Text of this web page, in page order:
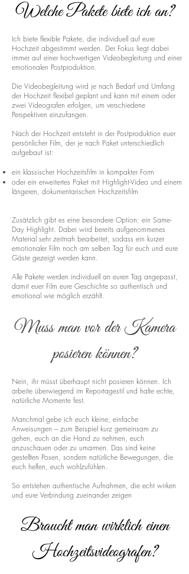
Welche Pakete biete ich an?
Ich biete flexible Pakete, die individuell auf eure
Hochzeit abgestimmt werden. Der Fokus liegt dabei
immer auf einer hochwertigen Videobegleitung und einer
emotionalen Postproduktion.
Die Videobegleitung wird je nach Bedarf und Umfang
der Hochzeit flexibel geplant und kann mit einem oder
zwei Videografen erfolgen, um verschiedene
Perspektiven einzufangen.
Nach der Hochzeit entsteht in der Postproduktion euer
persönlicher Film, der je nach Paket unterschiedlich
aufgebaut ist:
ein klassischer Hochzeitsfilm in kompakter Form
oder ein erweitertes Paket mit Highlight-Video und einem
längeren, dokumentarischen Hochzeitsfilm
Zusätzlich gibt es eine besondere Option: ein Same-
Day Highlight. Dabei wird bereits aufgenommenes
Material sehr zeitnah bearbeitet, sodass ein kurzer
emotionaler Film noch am selben Tag für euch und eure
Gäste gezeigt werden kann.
Alle Pakete werden individuell an euren Tag angepasst,
damit euer Film eure Geschichte so authentisch und
emotional wie möglich erzählt.
Muss man vor der Kamera
posieren können?
Nein, ihr müsst überhaupt nicht posieren können. Ich
arbeite überwiegend im Reportagestil und halte echte,
natürliche Momente fest.
Manchmal gebe ich euch kleine, einfache
Anweisungen – zum Beispiel kurz gemeinsam zu
gehen, euch an die Hand zu nehmen, euch
anzuschauen oder zu umarmen. Das sind keine
gestellten Posen, sondern natürliche Bewegungen, die
euch helfen, euch wohlzufühlen.
So entstehen authentische Aufnahmen, die echt wirken
und eure Verbindung zueinander zeigen
Braucht man wirklich einen
Hochzeitsvideografen?